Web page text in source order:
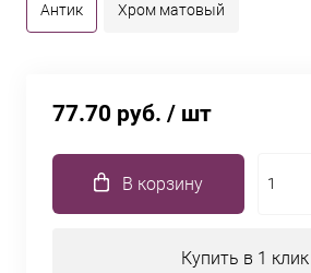
Антик Хром матовый
77.70 руб. / шт
В корзину
Купить в 1 клик